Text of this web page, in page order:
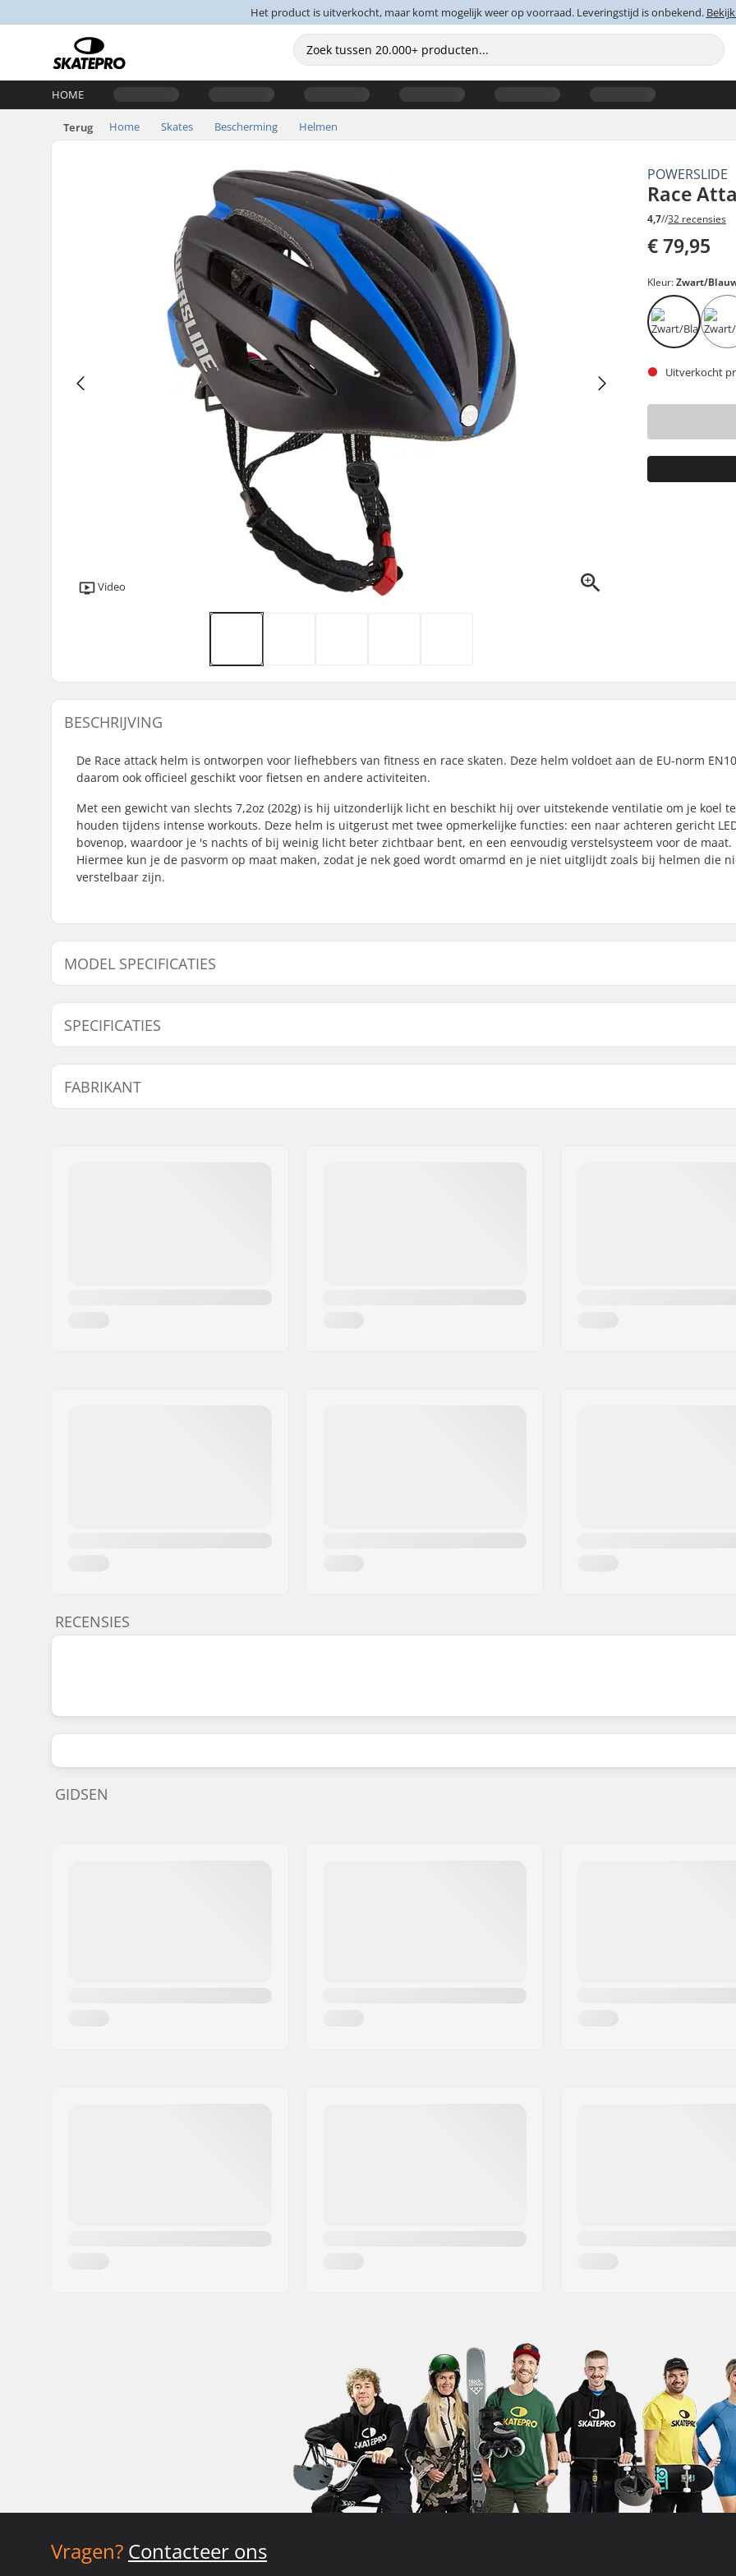
Het product is uitverkocht, maar komt mogelijk weer op voorraad. Leveringstijd is onbekend.
HOME
Terug Home Skates Bescherming Helmen
POWERSLIDE
Race
4,7//32 recensies
€ 79,95
Video
Kleur:Zwart/
Uitverkocht
BESCHRIJVING
De Race attack helm is ontworpen voor liefhebbers van fitness en race skaten. Deze helm voldoet aan de EU-norm
daarom ook officieel geschikt voor fietsen en andere activiteiten.
Met een gewicht van slechts 7,2oz (202g) is hij uitzonderlijk licht en beschikt hij over uitstekende ventilatie om je koel te
houden tijdens intense workouts. Deze helm is uitgerust met twee opmerkelijke functies: een naar achteren gericht
bovenop, waardoor je 's nachts of bij weinig licht beter zichtbaar bent, en een eenvoudig verstelsysteem voor de maat.
Hiermee kun je de pasvorm op maat maken, zodat je nek goed wordt omarmd en je niet uitglijdt zoals bij helmen die
verstelbaar zijn.
MODEL SPECIFICATIES
50-54
SPECIFICATIES
In maat verstelbaar:
Ja
Certificeringen:
Buitenkant type:
In-mold
Binnenste schaal type:
Gewicht:
FABRIKANT
RECENSIES
GIDSEN
Vragen? Contacteer ons